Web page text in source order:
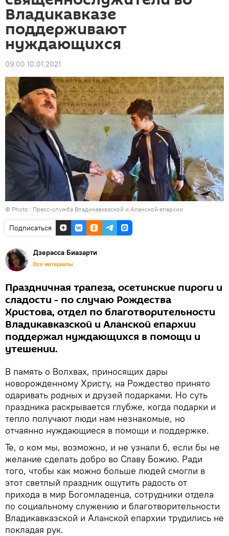
Владикавказе
поддерживают
нуждающихся
09:00 10.01.2021
© Photo : Пресс-служба Владикавказской и Аланской епархии
Подписаться
Дзерасса Биазарти
Все материалы
Праздничная трапеза, осетинские пироги и
сладости - по случаю Рождества
Христова, отдел по благотворительности
Владикавказской и Аланской епархии
поддержал нуждающихся в помощи и
утешении.
В память о Волхвах, приносящих дары
новорожденному Христу, на Рождество принято
одаривать родных и друзей подарками. Но суть
праздника раскрывается глубже, когда подарки и
тепло получают люди нам незнакомые, но
отчаянно нуждающиеся в помощи и поддержке.
Те, о ком мы, возможно, и не узнали б, если бы не
желание сделать добро во Славу Божию. Ради
того, чтобы как можно больше людей смогли в
этот светлый праздник ощутить радость от
прихода в мир Богомладенца, сотрудники отдела
по социальному служению и благотворительности
Владикавказской и Аланской епархии трудились не
покладая рук.